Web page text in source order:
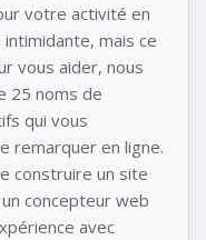
votre activité en
mais ce
vous aider, nous
25 noms de
qui vous
remarquer en ligne.
construire un site
concepteur web
avec